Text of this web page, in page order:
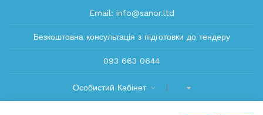
Email: info@sanor.ltd
Безкоштовна консультація з підготовки до тендеру
093 663 0644
Особистий Кабінет